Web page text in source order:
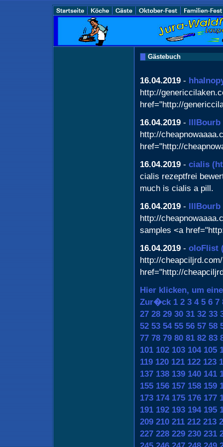
Gästebuch
16.04.2019 -
http://
href="http://
16.04.2019 - lllBourb
http://
href="http://
16.04.2019 - cialis
cialis rezeptfrei
much is cialis a pill.
16.04.2019 - lllBourb
http://
samples <a
16.04.2019 - oloFlist
http://
href="http://
Hier klicken, um
Zur�ck 1 2 3 4 5 6 7
27 28 29 30 31 32 33
52 53 54 55 56 57 58
77 78 79 80 81 82 83
101 102 103 104 105
119 120 121 122 123
137 138 139 140 141
155 156 157 158 159
173 174 175 176 177
191 192 193 194 195
209 210 211 212 213
227 228 229 230 231